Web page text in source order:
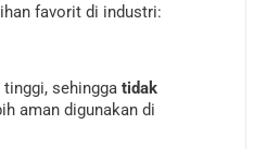
favorit di industri:
sehingga tidak
aman digunakan di